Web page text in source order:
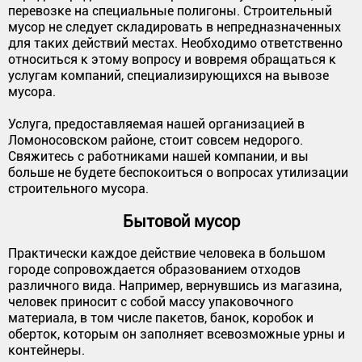
перевозке на специальные полигоны. Строительный
мусор не следует складировать в непредназначенных
для таких действий местах. Необходимо ответственно
относиться к этому вопросу и вовремя обращаться к
услугам компаний, специализирующихся на вывозе
мусора.
Услуга, предоставляемая нашей организацией в
Ломоносовском районе, стоит совсем недорого.
Свяжитесь с работниками нашей компании, и вы
больше не будете беспокоиться о вопросах утилизации
строительного мусора.
Бытовой мусор
Практически каждое действие человека в большом
городе сопровождается образованием отходов
различного вида. Например, вернувшись из магазина,
человек приносит с собой массу упаковочного
материала, в том числе пакетов, банок, коробок и
оберток, которым он заполняет всевозможные урны и
контейнеры.